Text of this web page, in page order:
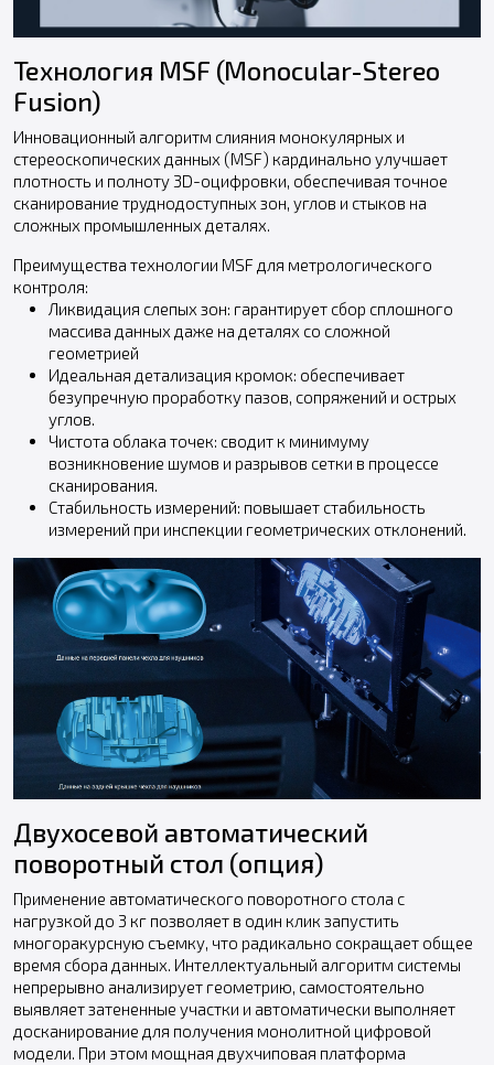
Технология MSF (Monocular-Stereo
Fusion)
Инновационный алгоритм слияния монокулярных и
стереоскопических данных (MSF) кардинально улучшает
плотность и полноту 3D-оцифровки, обеспечивая точное
сканирование труднодоступных зон, углов и стыков на
сложных промышленных деталях.
Преимущества технологии MSF для метрологического
контроля:
Ликвидация слепых зон: гарантирует сбор сплошного
массива данных даже на деталях со сложной
геометрией
Идеальная детализация кромок: обеспечивает
безупречную проработку пазов, сопряжений и острых
углов.
Чистота облака точек: сводит к минимуму
возникновение шумов и разрывов сетки в процессе
сканирования.
Стабильность измерений: повышает стабильность
измерений при инспекции геометрических отклонений.
Двухосевой автоматический
поворотный стол (опция)
Применение автоматического поворотного стола с
нагрузкой до 3 кг позволяет в один клик запустить
многоракурсную съемку, что радикально сокращает общее
время сбора данных. Интеллектуальный алгоритм системы
непрерывно анализирует геометрию, самостоятельно
выявляет затененные участки и автоматически выполняет
досканирование для получения монолитной цифровой
модели. При этом мощная двухчиповая платформа